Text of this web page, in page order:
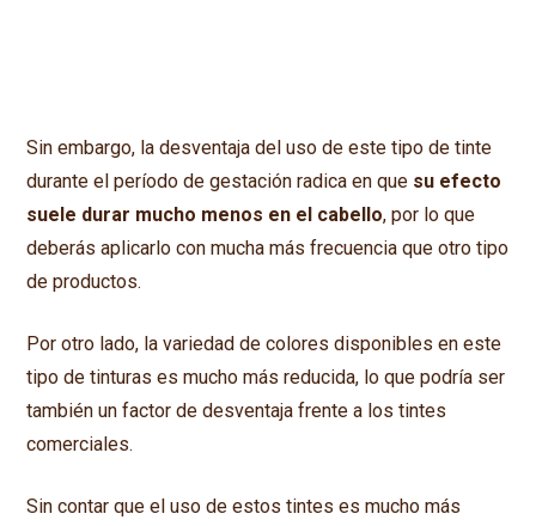
Sin embargo, la desventaja del uso de este tipo de tinte
durante el período de gestación radica en que su efecto
suele durar mucho menos en el cabello, por lo que
deberás aplicarlo con mucha más frecuencia que otro tipo
de productos.
Por otro lado, la variedad de colores disponibles en este
tipo de tinturas es mucho más reducida, lo que podría ser
también un factor de desventaja frente a los tintes
comerciales.
Sin contar que el uso de estos tintes es mucho más